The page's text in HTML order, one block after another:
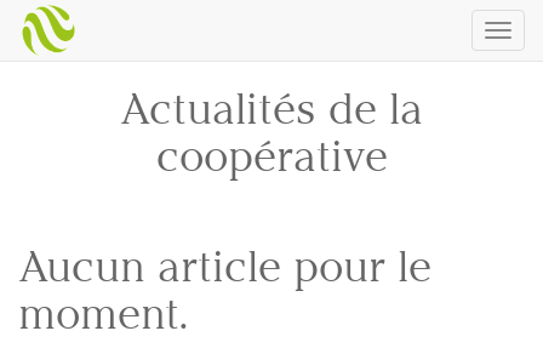
Actualités de la
coopérative
Aucun article pour le
moment.